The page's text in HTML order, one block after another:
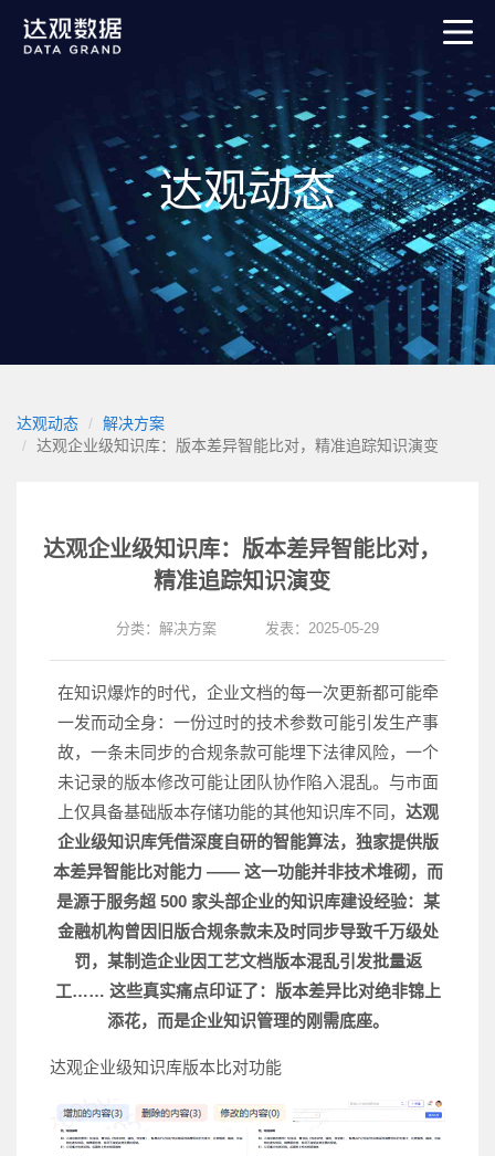
达观动态
达观动态
解决方案
达观企业级知识库：版本差异智能比对，精准追踪知识演变
达观企业级知识库：版本差异智能比对，
精准追踪知识演变
分类： 解决方案 发表：2025-05-29
在知识爆炸的时代，企业文档的每一次更新都可能牵
一发而动全身：一份过时的技术参数可能引发生产事
故，一条未同步的合规条款可能埋下法律风险，一个
未记录的版本修改可能让团队协作陷入混乱。与市面
上仅具备基础版本存储功能的其他知识库不同， 达观
企业级知识库凭借深度自研的智能算法，独家提供版
本差异智能比对能力 —— 这一功能并非技术堆砌，而
是源于服务超 500 家头部企业的知识库建设经验：某
金融机构曾因旧版合规条款未及时同步导致千万级处
罚，某制造企业因工艺文档版本混乱引发批量返
工…… 这些真实痛点印证了：版本差异比对绝非锦上
添花，而是企业知识管理的刚需底座。
达观企业级知识库版本比对功能